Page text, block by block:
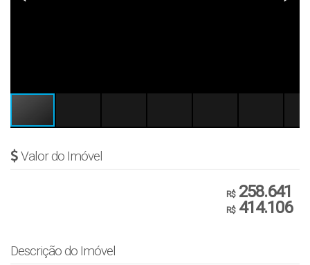
Valor do Imóvel
R$258.641
R$414.106
Descrição do Imóvel